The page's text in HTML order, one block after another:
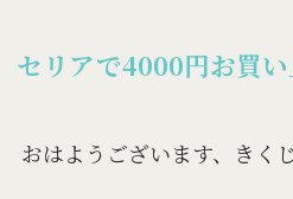
セリアで4000円お買
おはようございます、きく